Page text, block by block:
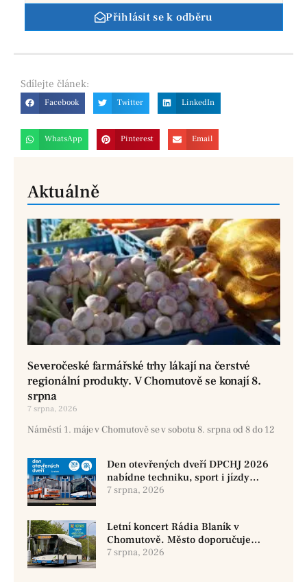
Přihlásit se k odběru
Sdílejte článek:
Facebook Twitter LinkedIn
WhatsApp Pinterest Email
Aktuálně
Severočeské farmářské trhy lákají na čerstvé
regionální produkty. V Chomutově se konají 8.
srpna
7 srpna, 2026
Náměstí 1. máje v Chomutově se v sobotu 8. srpna od 8 do 12
Den otevřených dveří DPCHJ 2026
nabídne techniku, sport i jízdy
historickými vozy
7 srpna, 2026
Letní koncert Rádia Blaník v
Chomutově. Město doporučuje
využít MHD
7 srpna, 2026